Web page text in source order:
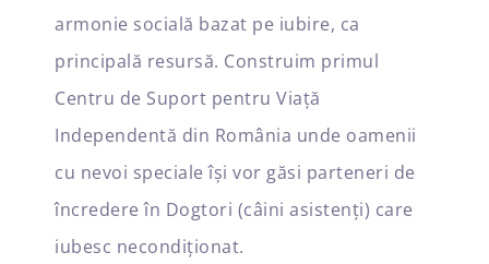
armonie socială bazat pe iubire, ca
principală resursă. Construim primul
Centru de Suport pentru Viață
Independentă din România unde oamenii
cu nevoi speciale își vor găsi parteneri de
încredere în Dogtori (câini asistenți) care
iubesc necondiționat.